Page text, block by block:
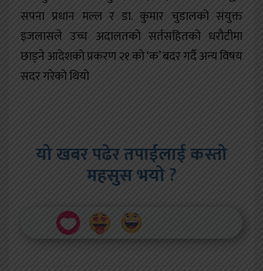
सपना प्रधान मल्ल र डा. कुमार चुडालको संयुक्त
इजलासले उच्च अदालतको सर्तसहितको धरौटीमा
छाड्ने आदेशको प्रकरण २१ को ‘क’ बदर गर्दै अन्य विषय
सदर गरेको थियो
यो खबर पढेर तपाईलाई कस्तो
महसुस भयो ?